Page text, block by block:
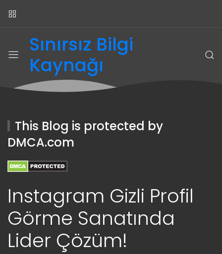
Sınırsız Bilgi
Kaynağı
This Blog is protected by
DMCA.com
Instagram Gizli Profil
Görme Sanatında
Lider Çözüm!